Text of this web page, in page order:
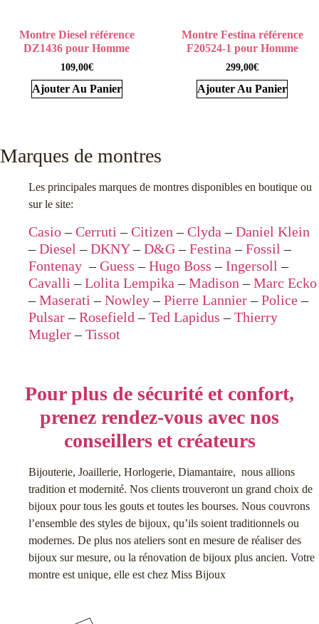
Montre Diesel référence
DZ1436 pour Homme
109,00 €
Ajouter Au Panier
Montre Festina référence
F20524-1 pour Homme
299,00 €
Ajouter Au Panier
Marques de montres
Les principales marques de montres disponibles en boutique ou
sur le site:
Casio– Cerruti – Citizen– Clyda–Daniel Klein
–Diesel –DKNY –D&G–Festina–Fossil –
Fontenay – Guess –Hugo Boss –Ingersoll –
Cavalli –Lolita Lempika–Madison–Marc Ecko
–Maserati –Nowley –Pierre Lannier –Police–
Pulsar –Rosefield– Ted Lapidus – Thierry
Mugler – Tissot
Pour plus de sécurité et confort,
prenez rendez-vous avec nos
conseillers et créateurs
Bijouterie, Joaillerie, Horlogerie, Diamantaire, nous allions
tradition et modernité. Nos clients trouveront un grand choix de
bijoux pour tous les gouts et toutes les bourses. Nous couvrons
l’ensemble des styles de bijoux, qu’ils soient traditionnels ou
modernes. De plus nos ateliers sont en mesure de réaliser des
bijoux sur mesure, ou la rénovation de bijoux plus ancien. Votre
montre est unique, elle est chez Miss Bijoux